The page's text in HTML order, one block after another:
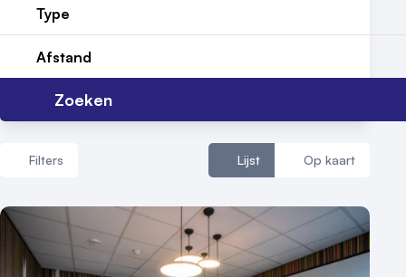
Type
Afstand
Zoeken
Filters Lijst Op kaart
Aantal zalen
1 - 5 zalen